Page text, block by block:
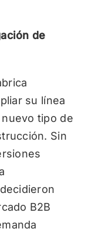
de
su línea
tipo de
Sin
B2B